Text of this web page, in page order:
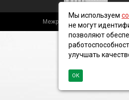
Межрегиональная кабельная
Мы используем
не могут
позволяют
улучшать
ОК